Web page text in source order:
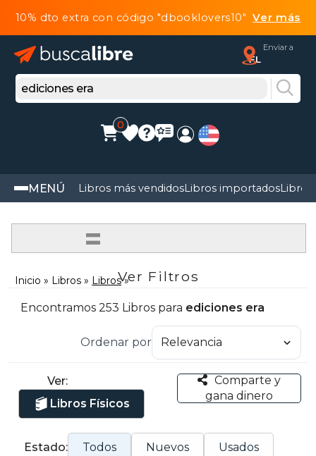
10% dto extra con código "dbooklovers10"Ver más
Enviar a
FL
0
MENÚ Libros más vendidosLibros importadosLibros
=
Ver Filtros
Inicio Libros Libros
Encontramos 253 Libros para ediciones era
Ordenar por
Ver:
Libros Físicos
Comparte y
gana dinero
Estado: Todos Nuevos Usados